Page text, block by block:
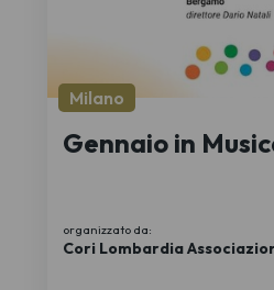
Milano
Gennaio in
organizzato da:
Cori Lombardia